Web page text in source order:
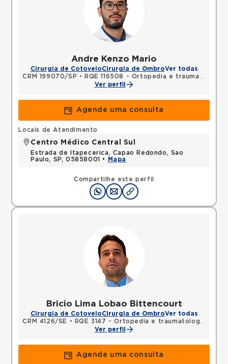
Andre Kenzo Mario
Cirurgia de CotoveloCirurgia de OmbroVer todas
CRM 199070/SP •
RQE 116508 - Ortopedia e traumatologia
Ver perfil
Agende uma consulta
Compartilhe este perfil
Locais de Atendimento
Centro Médico Central Sul
Estrada de Itapecerica, Capao Redondo, Sao
Paulo, SP, 05858001 •
Mapa
Bricio Lima Lobao Bittencourt
Cirurgia de CotoveloCirurgia de OmbroVer todas
CRM 4126/SE
•
RQE 3147 - Ortopedia e traumatologia
Ver perfil
Agende uma consulta